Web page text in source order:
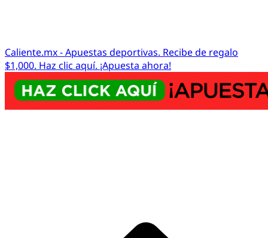
Caliente.mx - Apuestas deportivas. Recibe de regalo
$1,000. Haz clic aquí. ¡Apuesta ahora!